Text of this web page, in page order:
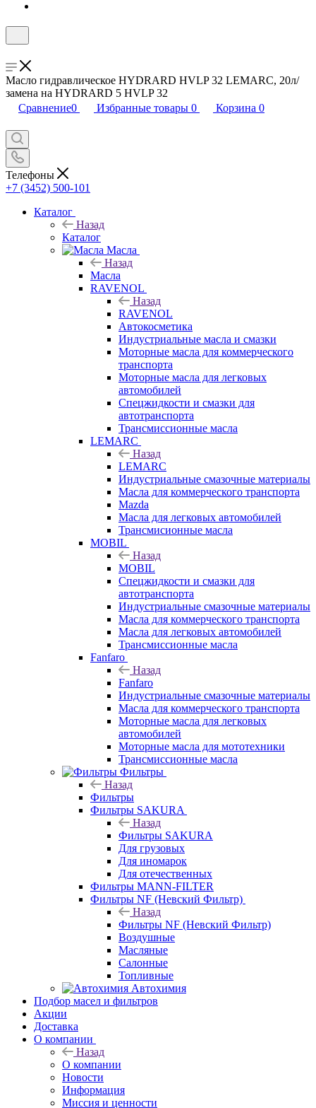
Масло гидравлическое HYDRARD HVLP 32 LEMARC, 20л/
замена на HYDRARD 5 HVLP 32
Сравнение0 Избранные товары 0 Корзина 0
Телефоны
+7 (3452) 500-101
Каталог
Назад
Каталог
Масла
Назад
Масла
RAVENOL
Назад
RAVENOL
Автокосметика
Индустриальные масла и смазки
Моторные масла для коммерческого
транспорта
Моторные масла для легковых
автомобилей
Спецжидкости и смазки для
автотранспорта
Трансмиссионные масла
LEMARC
Назад
LEMARC
Индустриальные смазочные материалы
Масла для коммерческого транспорта
Mazda
Масла для легковых автомобилей
Трансмисионные масла
MOBIL
Назад
MOBIL
Cпецжидкости и смазки для
автотранспорта
Индустриальные смазочные материалы
Масла для коммерческого транспорта
Масла для легковых автомобилей
Трансмиссионные масла
Fanfaro
Назад
Fanfaro
Индустриальные смазочные материалы
Масла для коммерческого транспорта
Моторные масла для легковых
автомобилей
Моторные масла для мототехники
Трансмиссионные масла
Фильтры
Назад
Фильтры
Фильтры SAKURA
Назад
Фильтры SAKURA
Для грузовых
Для иномарок
Для отечественных
Фильтры MANN-FILTER
Фильтры NF (Невский Фильтр)
Назад
Фильтры NF (Невский Фильтр)
Воздушные
Масляные
Салонные
Топливные
Автохимия
Подбор масел и фильтров
Акции
Доставка
О компании
Назад
О компании
Новости
Информация
Миссия и ценности